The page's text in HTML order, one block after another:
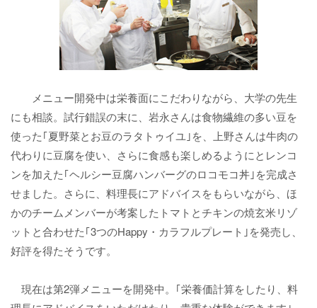
メニュー開発中は栄養面にこだわりながら、大学の先生
にも相談。試行錯誤の末に、岩永さんは食物繊維の多い豆を
使った｢夏野菜とお豆のラタトゥイユ｣を、上野さんは牛肉の
代わりに豆腐を使い、さらに食感も楽しめるようにとレンコ
ンを加えた｢ヘルシー豆腐ハンバーグのロコモコ丼｣を完成さ
せました。さらに、料理長にアドバイスをもらいながら、ほ
かのチームメンバーが考案したトマトとチキンの焼玄米リゾ
ットと合わせた｢3つのHappy・カラフルプレート｣を発売し、
好評を得たそうです。
現在は第2弾メニューを開発中。｢栄養価計算をしたり、料